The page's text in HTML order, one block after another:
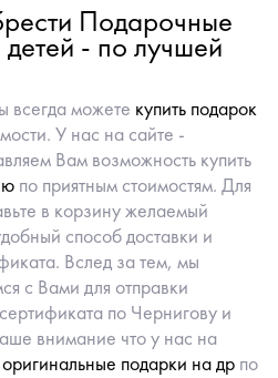
Подарочные
- по лучшей
всегда можете купить подарок
У нас на сайте -
Вам возможность купить
по приятным стоимостям. Для
в корзину желаемый
способ доставки и
Вслед за тем, мы
с Вами для отправки
по Чернигову и
внимание что у нас на
оригинальные подарки на др по